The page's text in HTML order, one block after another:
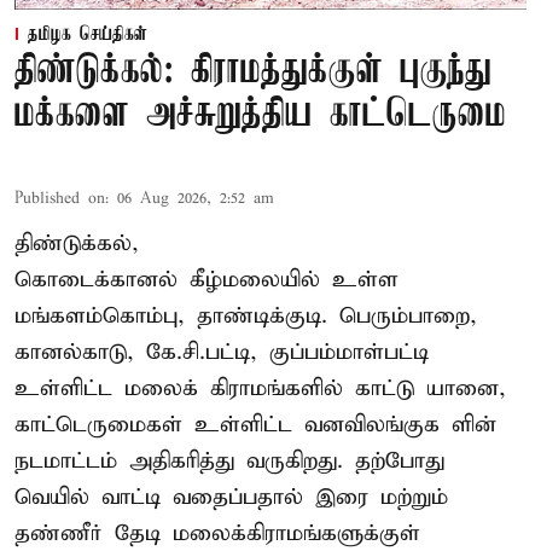
தமிழக செய்திகள்
திண்டுக்கல்: கிராமத்துக்குள் புகுந்து
மக்களை அச்சுறுத்திய காட்டெருமை
Published on: 06 Aug 2026, 2:52 am
திண்டுக்கல்,
கொடைக்கானல் கீழ்மலையில் உள்ள
மங்களம்கொம்பு, தாண்டிக்குடி. பெரும்பாறை,
கானல்காடு, கே.சி.பட்டி, குப்பம்மாள்பட்டி
உள்ளிட்ட மலைக் கிராமங்களில் காட்டு யானை,
காட்டெருமைகள் உள்ளிட்ட வனவிலங்குக ளின்
நடமாட்டம் அதிகரித்து வருகிறது. தற்போது
வெயில் வாட்டி வதைப்பதால் இரை மற்றும்
தண்ணீர் தேடி மலைக்கிராமங்களுக்குள்